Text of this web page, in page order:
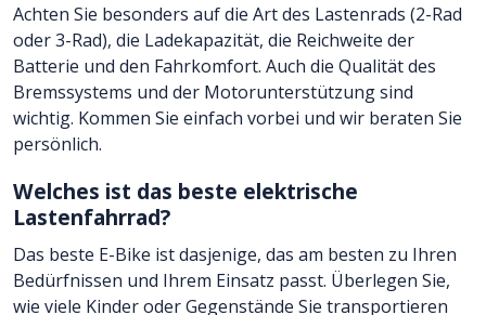
Achten Sie besonders auf die Art des Lastenrads (2-Rad
oder 3-Rad), die Ladekapazität, die Reichweite der
Batterie und den Fahrkomfort. Auch die Qualität des
Bremssystems und der Motorunterstützung sind
wichtig. Kommen Sie einfach vorbei und wir beraten Sie
persönlich.
Welches ist das beste elektrische
Lastenfahrrad?
Das beste E-Bike ist dasjenige, das am besten zu Ihren
Bedürfnissen und Ihrem Einsatz passt. Überlegen Sie,
wie viele Kinder oder Gegenstände Sie transportieren